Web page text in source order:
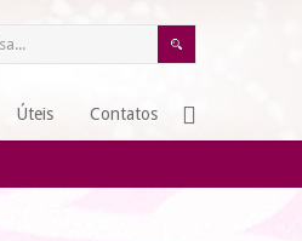
Úteis Contatos